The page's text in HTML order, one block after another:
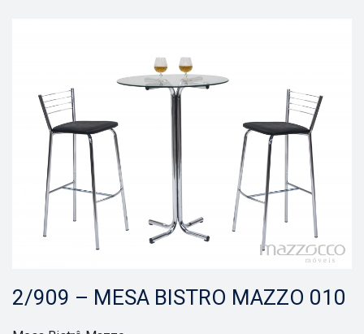
2/909 – MESA BISTRO MAZZO 010